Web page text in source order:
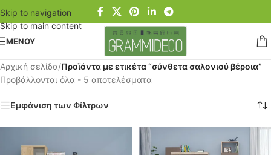
Skip to navigation
Skip to main content
ΜΕΝΟΥ
Αρχική σελίδα/Προϊόντα με ετικέτα “σύνθετα σαλονιού βέροια”
Προβάλλονται όλα - 5 αποτελέσματα
Εμφάνιση των Φίλτρων